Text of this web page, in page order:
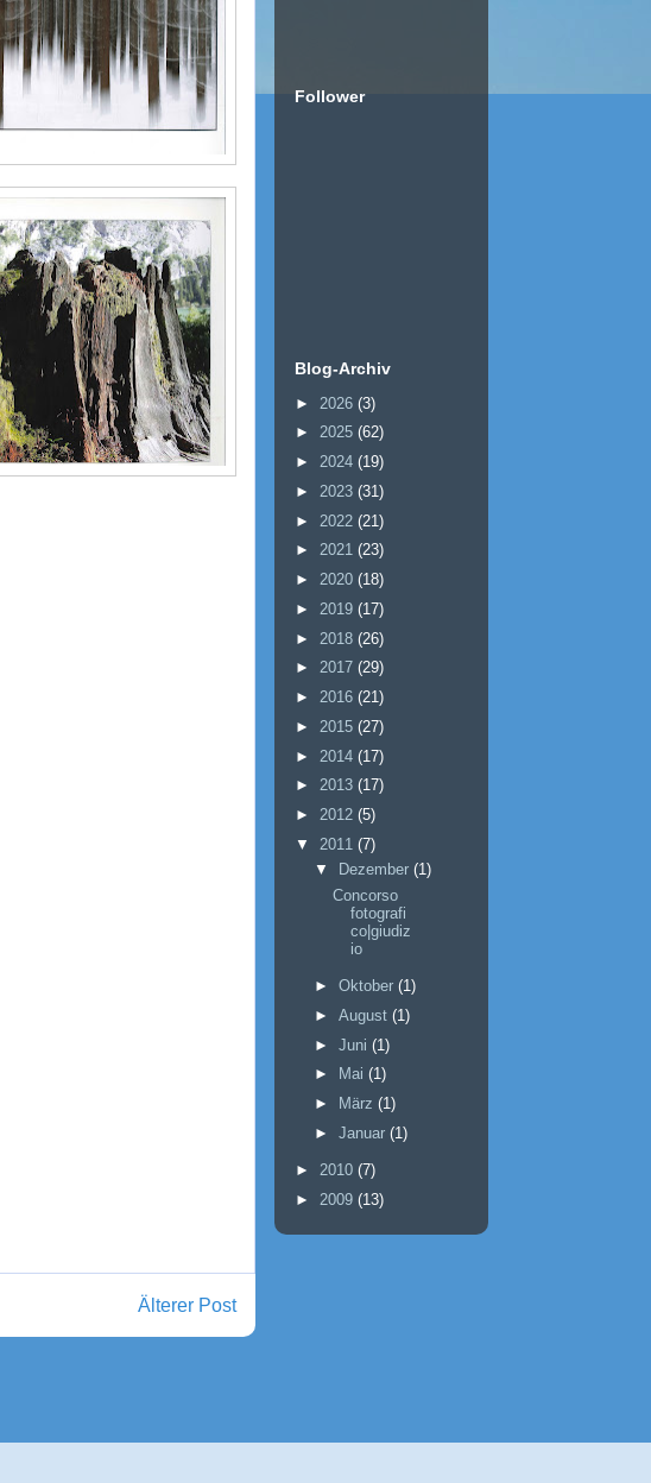
Älterer Post
Follower
Blog-Archiv
► 2026 (3)
► 2025 (62)
► 2024 (19)
► 2023 (31)
► 2022 (21)
► 2021 (23)
► 2020 (18)
► 2019 (17)
► 2018 (26)
► 2017 (29)
► 2016 (21)
► 2015 (27)
► 2014 (17)
► 2013 (17)
► 2012 (5)
▼ 2011 (7)
▼
Dezember (1)
Concorso
fotografi
co|giudiz
io
► Oktober (1)
► August (1)
► Juni (1)
►
Mai (1)
►
März (1)
► Januar (1)
► 2010 (7)
► 2009 (13)